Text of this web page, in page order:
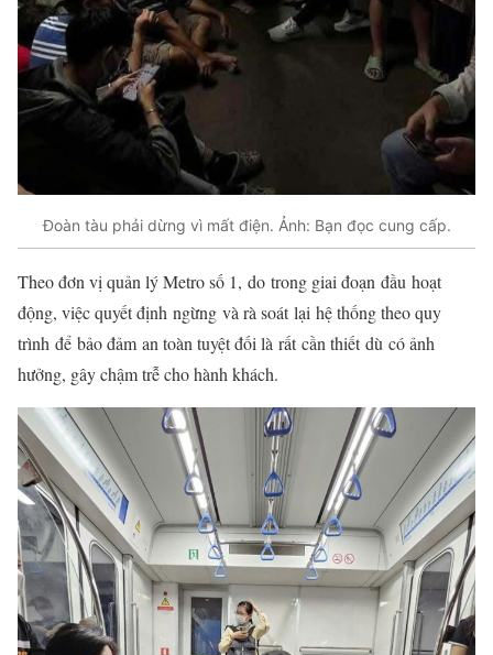
Đoàn tàu phải dừng vì mất điện. Ảnh: Bạn đọc cung cấp.
Theo đơn vị quản lý Metro số 1, do trong giai đoạn đầu hoạt
động, việc quyết định ngừng và rà soátlại hệ thống theo quy
trình để bảo đảm an toàn tuyệt đối là rấtcần thiếtdù có ảnh
hưởng, gây chậm trễ cho hành khách.